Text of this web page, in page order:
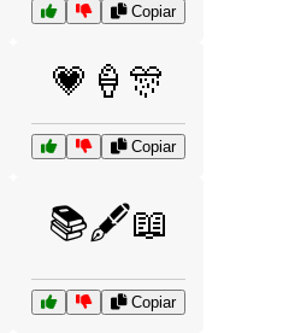
Copiar
💗🍦🎊
Copiar
📚🖋️📖
Copiar